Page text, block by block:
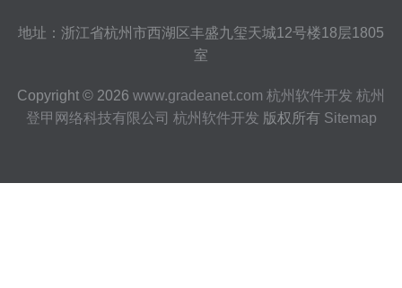
地址：浙江省杭州市西湖区丰盛九玺天城12号楼18层1805
室
Copyright © 2026 www.gradeanet.com 杭州软件开发 杭州
登甲网络科技有限公司 杭州软件开发 版权所有 Sitemap